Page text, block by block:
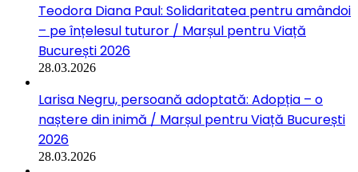
Teodora Diana Paul: Solidaritatea pentru amândoi
– pe înțelesul tuturor / Marșul pentru Viață
București 2026
28.03.2026
Larisa Negru, persoană adoptată: Adopția – o
naștere din inimă / Marșul pentru Viață București
2026
28.03.2026